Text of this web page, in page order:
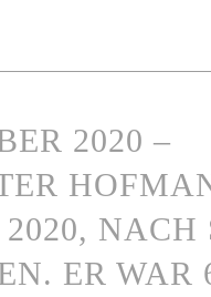
2020 –
NACH
ER WAR